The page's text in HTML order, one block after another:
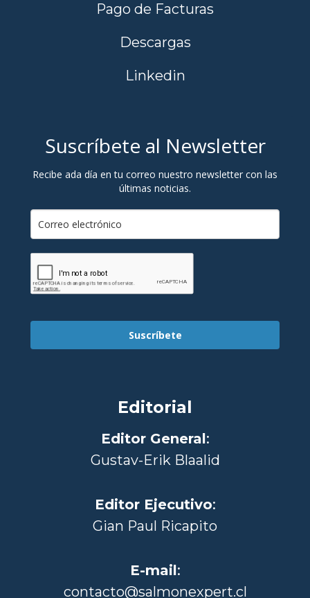
Pago de Facturas
Descargas
Linkedin
Suscríbete al Newsletter
Recibe ada día en tu correo nuestro newsletter con las
últimas noticias.
Suscríbete
Editorial
Editor General:
Gustav-Erik Blaalid
Editor Ejecutivo:
Gian Paul Ricapito
E-mail:
contacto@salmonexpert.cl